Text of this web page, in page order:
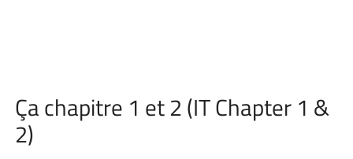
Ça chapitre 1 et 2 (IT Chapter 1 &
2)